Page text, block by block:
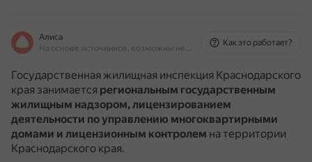
Алиса
На основе источников, возможны неточности
Как это работает?
Государственная жилищная инспекция Краснодарского
края занимается региональным государственным
жилищным надзором, лицензированием
деятельности по управлению многоквартирными
домами и лицензионным контролем на территории
Краснодарского края.